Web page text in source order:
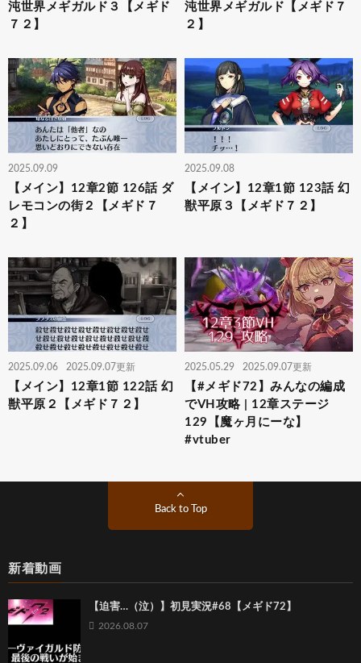
沌世界メギガルド３【メギド
７２】
沌世界メギガルド【メギド７
２】
2025.09.09
【メイン】12章2節 126話 ダ
レモコンの街２【メギド７
２】
2025.09.08
【メイン】12章1節 123話 幻
獣平原３【メギド７２】
2025.09.06 2025.09.07更新
【メイン】12章1節 122話 幻
獣平原２【メギド７２】
2025.05.29 2025.09.07更新
【#メギド72】みんなの編成
でVH攻略 | 12章ステージ
129【魔ヶ月にーな】
#vtuber
Back to Top
新着動画
【迫害…（泣）】初見実況#68【メギド72】
2026.08.07